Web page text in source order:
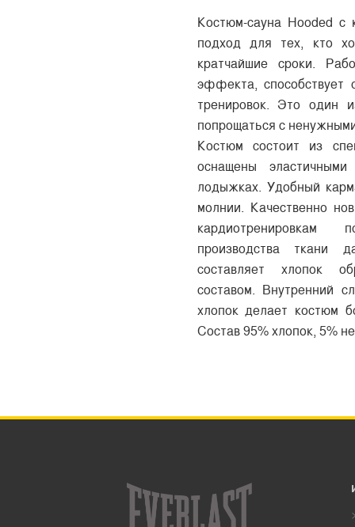
Костюм-сауна Hooded с
подход для тех, кто
кратчайшие сроки.
эффекта, способствует
тренировок. Это один
попрощаться с
Костюм состоит из
оснащены
лодыжках. Удобный
молнии. Качественно
кардиотренировкам
производства ткани
составляет хлопок
составом. Внутренний
хлопок делает костюм
Состав 95% хлопок, 5%